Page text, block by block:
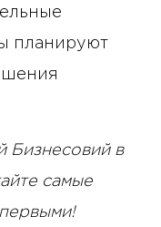
планируют
Бизнесовий в
самые